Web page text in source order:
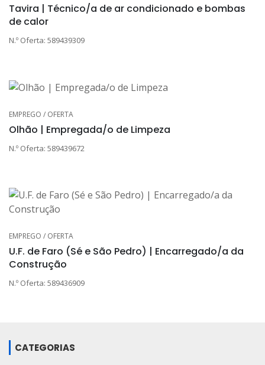
Tavira | Técnico/a de ar condicionado e bombas
de calor
N.º Oferta: 589439309
EMPREGO / OFERTA
Olhão | Empregada/o de Limpeza
N.º Oferta: 589439672
EMPREGO / OFERTA
U.F. de Faro (Sé e São Pedro) | Encarregado/a da
Construção
N.º Oferta: 589436909
CATEGORIAS